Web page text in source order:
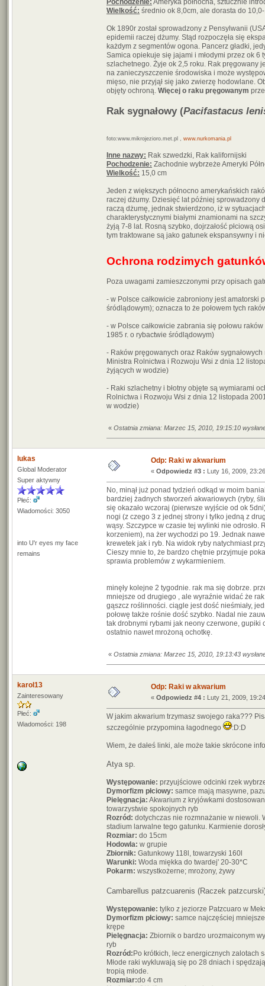
Pochodzenie: Ameryka północna, sztucznie
Wielkość: średnio ok 8,0cm, ale dorasta do
Ok 1890r został sprowadzony z Pensylwanii
epidemii raczej dżumy. Stąd rozpoczęła się
każdym z segmentów ogona. Pancerz gładki,
Samica opiekuje się jajami i młodymi przez ok
szlachetnego. Żyje ok 2,5 roku. Rak pręgowany
na zanieczyszczenie środowiska i może
mięso, nie przyjął się jako zwierzę hodowlane.
objęty ochroną. Więcej o raku pręgowanym
Rak sygnałowy (Pacifastacus
foto:www.mikrojezioro.met.pl , www.nurkomania.pl
Inne nazwy: Rak szwedzki, Rak kalifornijski
Pochodzenie: Zachodnie wybrzeże Ameryki
Wielkość: 15,0 cm
Jeden z większych północno amerykańskich
raczej dżumy. Dziesięć lat później sprowadzony
raczą dżumę, jednak stwierdzono, iż w
charakterystycznymi białymi znamionami na
żyją 7-8 lat. Rosną szybko, dojrzałość płciową
tym traktowane są jako gatunek ekspansywny i
Ochrona rodzimych
Poza uwagami zamieszczonymi przy opisach
- w Polsce całkowicie zabroniony jest amatorski
śródlądowym); oznacza to że połowem tych
- w Polsce całkowicie zabrania się połowu
1985 r. o rybactwie śródlądowym)
- Raków pręgowanych oraz Raków
Ministra Rolnictwa i Rozwoju Wsi z dnia 12
żyjących w wodzie)
- Raki szlachetny i błotny objęte są wymiarami
Rolnictwa i Rozwoju Wsi z dnia 12 listopada
w wodzie)
« Ostatnia zmiana: Marzec 15, 2010, 19:15:10
lukas
Global Moderator
Super aktywny
Płeć:
Wiadomości: 3050
into U'r eyes my face
remains
Odp: Raki w akwarium
« Odpowiedz #3 : Luty 16, 2009,
No, minął już ponad tydzień odkąd w moim
bardziej żadnych stworzeń akwariowych (ryby,
się okazało wczoraj (pierwsze wyjście od ok
nogi (z czego 3 z jednej strony i tylko jedną z
wąsy. Szczypce w czasie tej wylinki nie odrosło.
korzeniem), na żer wychodzi po 19. Jednak
krewetek jak i ryb. Na widok ryby natychmiast
Cieszy mnie to, że bardzo chętnie przyjmuje
sprawia problemów z wykarmieniem.
minęły kolejne 2 tygodnie. rak ma się dobrze.
mniejsze od drugiego , ale wyraźnie widać że
gąszcz roślinności. ciągle jest dość nieśmiały,
połowę także rośnie dość szybko. Nadal nie
tak drobnymi rybami jak neony czerwone, gupiki
ostatnio nawet mrożoną ochotkę.
« Ostatnia zmiana: Marzec 15, 2010, 19:13:43
karol13
Zainteresowany
Płeć:
Wiadomości: 198
Odp: Raki w akwarium
« Odpowiedz #4 : Luty 21, 2009,
W jakim akwarium trzymasz swojego raka???
szczególnie przypomina łagodnego
:D:D
Wiem, że dałeś linki, ale może takie skrócone
Atya sp.
Występowanie: przyujściowe odcinki rzek
Dymorfizm płciowy: samce mają masywne,
Pielęgnacja: Akwarium z kryjówkami
towarzystwie spokojnych ryb
Rozród: dotychczas nie rozmnażanie w niewoli.
stadium larwalne tego gatunku. Karmienie
Rozmiar: do 15cm
Hodowla: w grupie
Zbiornik: Gatunkowy 118l, towarzyski 160l
Warunki: Woda miękka do twardej' 20-30*C
Pokarm: wszystkożerne; mrożony, żywy
Cambarellus patzcuarenis (Raczek
Występowanie: tylko z jeziorze Patzcuaro w
Dymorfizm płciowy: samce najczęściej
krępe
Pielęgnacja: Zbiornik o bardzo urozmaiconym
ryb
Rozród: Po krótkich, lecz energicznych zalotach
Młode raki wykluwają się po 28 dniach i
tropią młode.
Rozmiar:do 4 cm